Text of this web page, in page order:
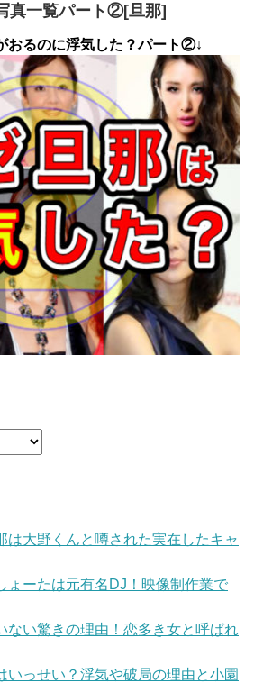
真一覧パート②[旦那]
おるのに浮気した？パート②↓
は大野くんと噂された実在したキャ
ょーたは元有名DJ！映像制作業で
ない驚きの理由！恋多き女と呼ばれ
いっせい？浮気や破局の理由と小園